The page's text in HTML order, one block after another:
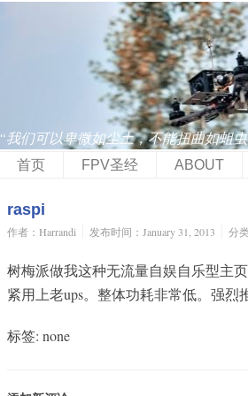
“我们可以卑微如尘土，不能扭曲如蛆
首页 FPV圣经 ABOUT
raspi
作者：Harrandi 发布时间：January 31, 2013 分
树梅派做我这种无流量自娱自乐型主
紧用上老ups。整体功耗非常低。强烈
标签: none